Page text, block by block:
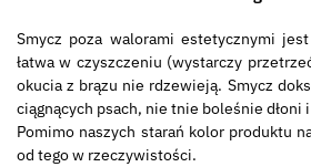
Smycz poza walorami estetycznymi
łatwa w czyszczeniu (wystarczy
okucia z brązu nie rdzewieją. Smycz
ciągnących psach, nie tnie boleśnie dłoni
Pomimo naszych starań kolor produktu
od tego w rzeczywistości.